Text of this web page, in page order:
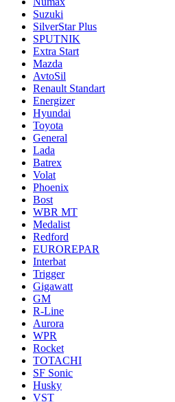
Suzuki
SilverStar Plus
SPUTNIK
Extra Start
Mazda
AvtoSil
Renault Standart
Energizer
Hyundai
Toyota
General
Lada
Batrex
Volat
Phoenix
Bost
WBR MT
Medalist
Redford
EUROREPAR
Interbat
Trigger
Gigawatt
GM
R-Line
Aurora
WPR
Rocket
TOTACHI
SF Sonic
Husky
VST